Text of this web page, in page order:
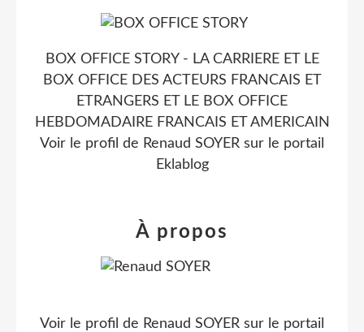
BOX OFFICE STORY - LA CARRIERE ET LE
BOX OFFICE DES ACTEURS FRANCAIS ET
ETRANGERS ET LE BOX OFFICE
HEBDOMADAIRE FRANCAIS ET AMERICAIN
Voir le profil de Renaud SOYER sur le portail
Eklablog
À propos
Voir le profil de Renaud SOYER sur le portail